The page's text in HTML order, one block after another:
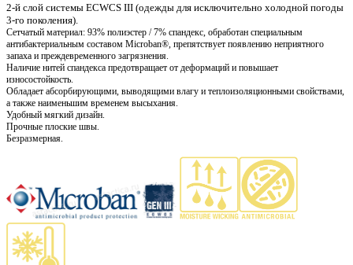
2-й слой системы ECWCS III (одежды для исключительно холодной погоды
3-го поколения).
Сетчатый материал: 93% полиэстер / 7% спандекс, обработан специальным
антибактериальным составом Microban®, препятствует появлению неприятного
запаха и преждевременного загрязнения.
Наличие нитей спандекса предотвращает от деформаций и повышает
износостойкость.
Обладает абсорбирующими, выводящими влагу и теплоизоляционными свойствами,
а также наименьшим временем высыхания.
Удобный мягкий дизайн.
Прочные плоские швы.
Безразмерная.